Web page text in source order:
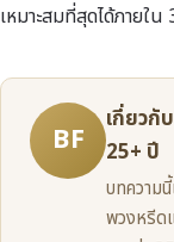
เหมาะสมที่สุดได้ภายใน
BF
เกี่ยว
25+ ปี
บทความ
พวงหรีด